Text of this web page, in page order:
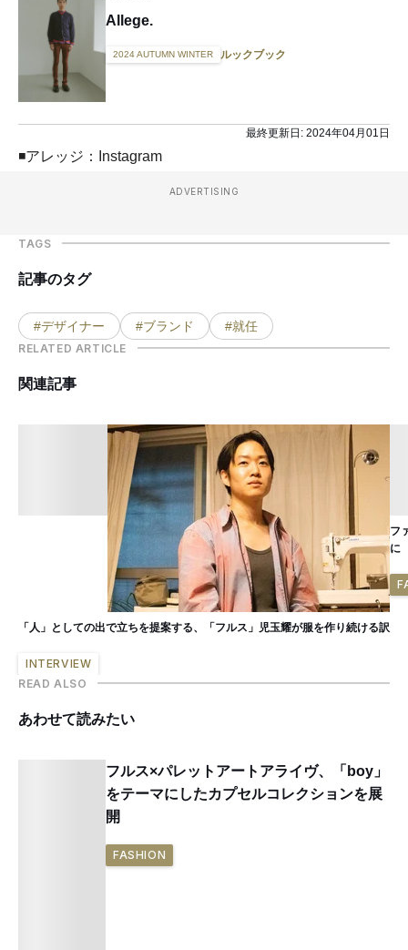
Allege.
2024 AUTUMN WINTER ルックブック
最終更新日: 2024年04月01日
◾️アレッジ：Instagram
ADVERTISING
TAGS
記事のタグ
#デザイナー #ブランド #就任
RELATED ARTICLE
関連記事
「人」としての出で立ちを提案する、「フルス」児玉耀が服を作り続ける訳
INTERVIEW
フ
に
READ ALSO
あわせて読みたい
フルス×パレットアートアライヴ、「boy」
をテーマにしたカプセルコレクションを展
開
FASHION